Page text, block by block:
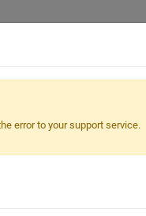
error to your support service.